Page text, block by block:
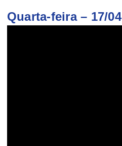
Quarta-feira – 17/04